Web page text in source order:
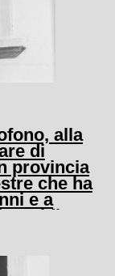
alla
di
provincia
che ha
e a
Egidio